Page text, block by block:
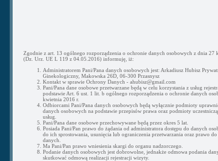
Zgodnie z art. 13 ogólnego rozporządzenia o ochronie danych osobowych z dnia 27
(Dz. Urz. UE L 119 z 04.05.2016) informuję, iż:
Administratorem Pani/Pana danych osobowych jest: Arkadiusz Hubisz
Ginekologiczny, Makowska 26D, 06-300 Przasnysz
Kontakt w sprawie Ochrony Danych - ahubisz@gmail.com
Pani/Pana dane osobowe przetwarzane będą w celu korzystania z usług
podstawie Art. 6 ust. 1 lit. b ogólnego rozporządzenia o ochronie danych
kwietnia 2016 r.
Odbiorcami Pani/Pana danych osobowych będą wyłącznie podmioty
danych osobowych na podstawie przepisów prawa oraz podmioty
usług.
Pani/Pana dane osobowe przechowywane będą przez okres 5 lat.
Posiada Pani/Pan prawo do żądania od administratora dostępu do danych
do ich sprostowania, usunięcia lub ograniczenia przetwarzania oraz prawo do
danych.
Ma Pani/Pan prawo wniesienia skargi do organu nadzorczego.
Podanie danych osobowych jest dobrowolne, jednakże odmowa podania
skutkować odmową realizacji rejestracji wizyty.